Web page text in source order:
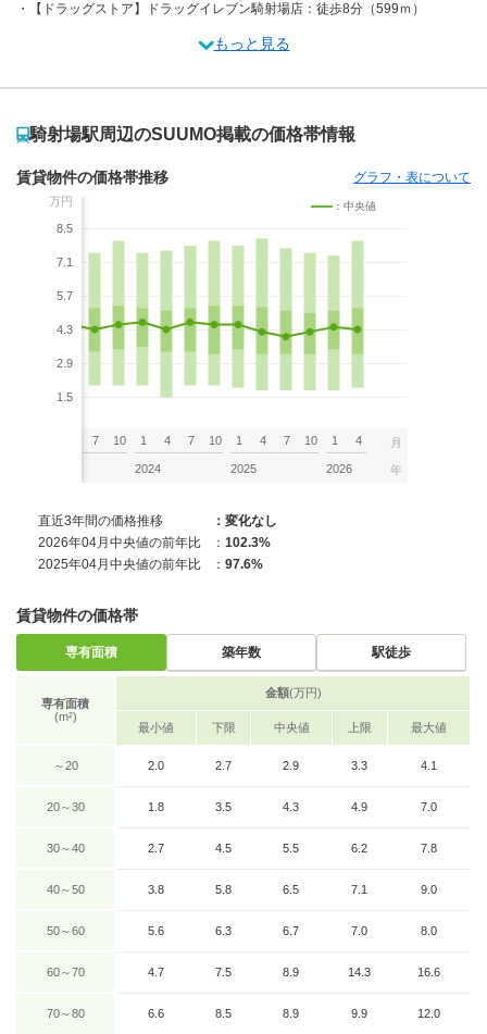
【ドラッグストア】ドラッグイレブン騎射場店：徒歩8分（599ｍ）
もっと見る
騎射場駅周辺のSUUMO掲載の価格帯情報
賃貸物件の価格帯推移 グラフ・表について
万円
8.5
7.1
5.7
4.3
2.9
1.5
：中央値
7 10 1 4 7 10
2024
1 4 7 10
2025
1 4
2026
月
年
直近3年間の価格推移
：変化なし
2026年04月中央値の前年比
： 102.3%
2025年04月中央値の前年比
： 97.6%
賃貸物件の価格帯
専有面積 築年数 駅徒歩
専有面積
(m²)
金額(万円)
最小値 下限 中央値 上限 最大値
～20 2.0 2.7 2.9 3.3 4.1
20～30 1.8 3.5 4.3 4.9 7.0
30～40 2.7 4.5 5.5 6.2 7.8
40～50 3.8 5.8 6.5 7.1 9.0
50～60 5.6 6.3 6.7 7.0 8.0
60～70 4.7 7.5 8.9 14.3 16.6
70～80 6.6 8.5 8.9 9.9 12.0